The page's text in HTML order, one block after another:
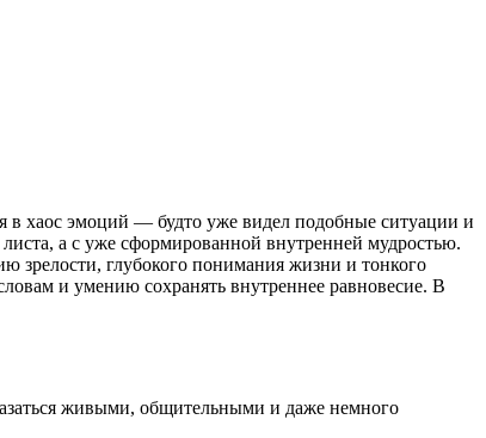
в хаос эмоций — будто уже видел подобные ситуации и
а с уже сформированной внутренней мудростью.
зрелости, глубокого понимания жизни и тонкого
и умению сохранять внутреннее равновесие. В
живыми, общительными и даже немного